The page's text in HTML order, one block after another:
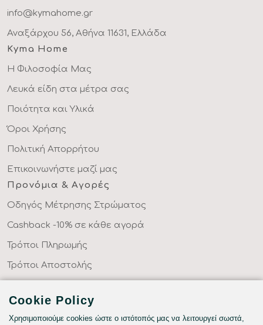
info@kymahome.gr
Αναξάρχου 56, Αθήνα 11631, Ελλάδα
Kyma Home
Η Φιλοσοφία Μας
Λευκά είδη στα μέτρα σας
Ποιότητα και Υλικά
Όροι Χρήσης
Πολιτική Απορρήτου
Επικοινωνήστε μαζί μας
Προνόμια & Αγορές
Οδηγός Μέτρησης Στρώματος
Cashback -10% σε κάθε αγορά
Τρόποι Πληρωμής
Τρόποι Αποστολής
Συχνές Ερωτήσεις
Κατηγορίες
Cookie Policy
Χρησιμοποιούμε cookies ώστε ο ιστότοπός μας να λειτουργεί σωστά,